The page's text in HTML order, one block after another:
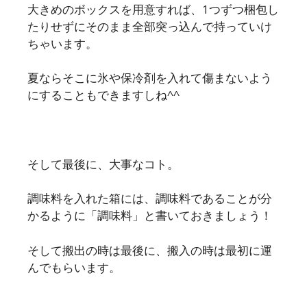
大きめのボックスを用意すれば、1つずつ梱包し
たりせずにそのまま全部突っ込んで持っていけ
ちゃいます。
夏ならそこに氷や保冷剤を入れて傷まないよう
にすることもできますしね^^
そして最後に、大事なコト。
調味料を入れた箱には、調味料であることが分
かるように「調味料」と書いておきましょう！
そして搬出の時は最後に、搬入の時は最初に運
んでもらいます。